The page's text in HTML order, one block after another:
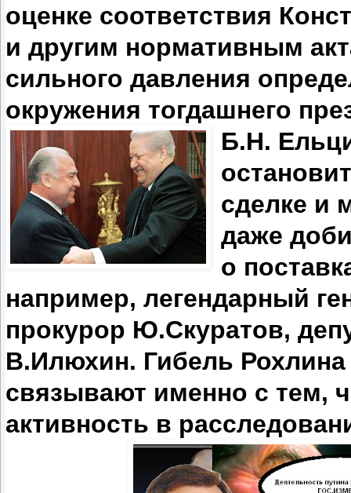
оценке соответствия
и другим нормативным
сильного давления
окружения тогдашнего
Б.Н.
сделке и
даже
о
например, легендарный
прокурор Ю.Скуратов,
В.Илюхин. Гибель Рохлина
связывают именно с тем,
активность в